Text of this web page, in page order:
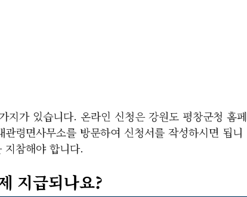
지가 있습니다. 온라인 신청은 강원도 평창군청 홈페
령면사무소를 방문하여 신청서를 작성하시면 됩니
지참해야 합니다.
지급되나요?